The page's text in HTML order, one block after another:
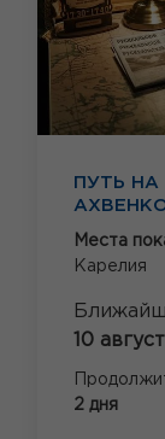
ПУТЬ НА
Места
Карелия
10
2 дня